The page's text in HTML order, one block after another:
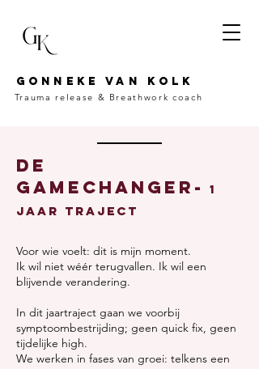
Gonneke van kolk
Trauma release & Breathwork coach
De
gamechanger-
1
jaar traject
Voor wie voelt: dit is mijn moment.
Ik wil niet wéér terugvallen. Ik wil een
blijvende verandering.
In dit jaartraject gaan we voorbij
symptoombestrijding; geen quick fix, geen
tijdelijke high.
We werken in fases van groei: telkens een